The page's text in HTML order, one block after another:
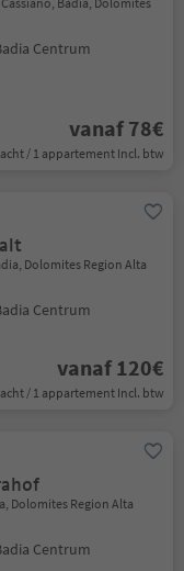
Centrum
vanaf 78€
/ 1 appartement Incl. btw
Dolomites Region Alta
Centrum
vanaf 120€
/ 1 appartement Incl. btw
Dolomites Region Alta
Centrum